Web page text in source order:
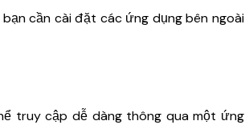
cần cài đặt các ứng dụng bên ngoài
truy cập dễ dàng thông qua một ứng